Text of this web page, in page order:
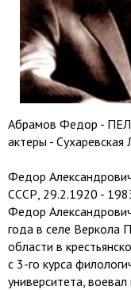
Абрамов Федор -
актеры - Сухаревская
Федор
СССР, 29.2.1920 -
Федор
года в селе Веркола
области в
с 3-го курса
университета,